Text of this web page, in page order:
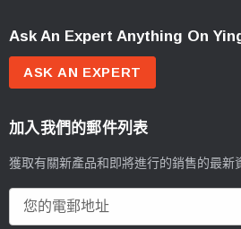
Ask An Expert Anything On
ASK AN EXPERT
加入我們的郵件列表
獲取有關新產品和即將進行的銷售的最新
郵